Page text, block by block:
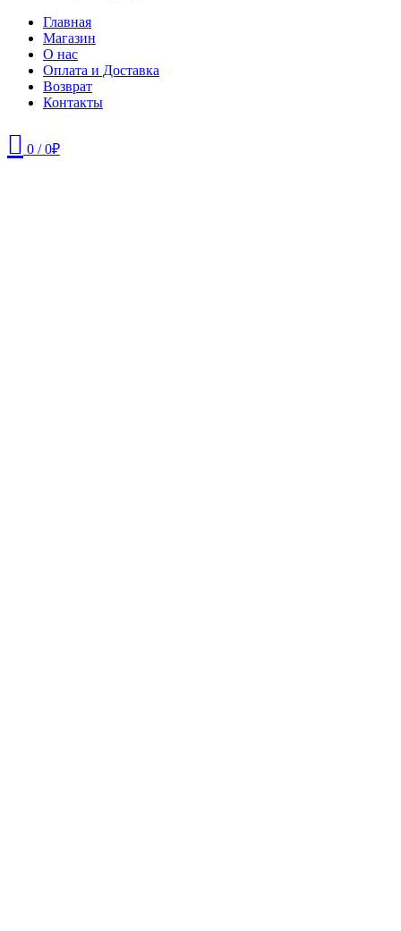
Главная
Магазин
О нас
Оплата и Доставка
Возврат
Контакты
0 / 0₽